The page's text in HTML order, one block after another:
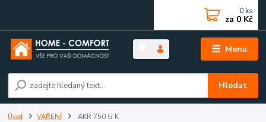
Menu
Hledat
0 ks
za 0 Kč
Úvod VAŘENÍ AKR 750 G K